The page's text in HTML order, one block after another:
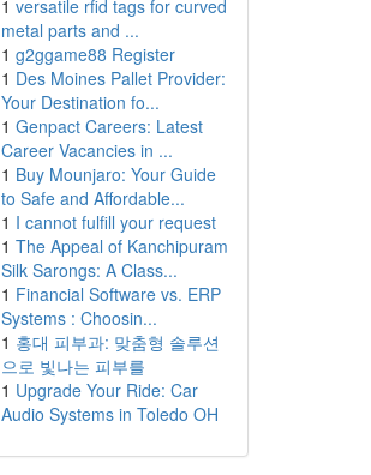
1 versatile rfid tags for curved
metal parts and ...
1 g2ggame88 Register
1 Des Moines Pallet Provider:
Your Destination fo...
1 Genpact Careers: Latest
Career Vacancies in ...
1 Buy Mounjaro: Your Guide
to Safe and Affordable...
1 I cannot fulfill your request
1 The Appeal of Kanchipuram
Silk Sarongs: A Class...
1 Financial Software vs. ERP
Systems : Choosin...
1 홍대 피부과: 맞춤형 솔루션
으로 빛나는 피부를
1 Upgrade Your Ride: Car
Audio Systems in Toledo OH